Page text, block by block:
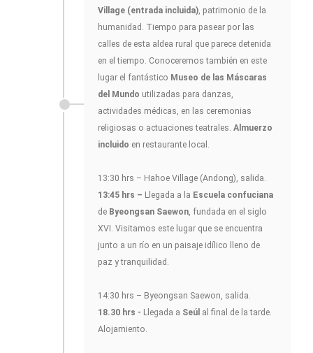
Village (entrada incluida), patrimonio de la
humanidad. Tiempo para pasear por las
calles de esta aldea rural que parece detenida
en el tiempo. Conoceremos también en este
lugar el fantástico Museo de las Máscaras
del Mundo utilizadas para danzas,
actividades médicas, en las ceremonias
religiosas o actuaciones teatrales. Almuerzo
incluido en restaurante local.
13:30 hrs – Hahoe Village (Andong), salida.
13:45 hrs – Llegada a la Escuela confuciana
de Byeongsan Saewon, fundada en el siglo
XVI. Visitamos este lugar que se encuentra
junto a un río en un paisaje idílico lleno de
paz y tranquilidad.
14:30 hrs – Byeongsan Saewon, salida.
18.30 hrs - Llegada a Seúl al final de la tarde.
Alojamiento.